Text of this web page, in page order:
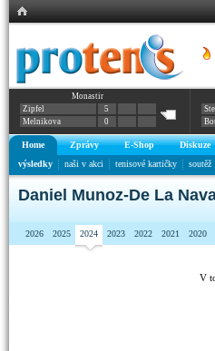
Monastir
Zipfel
5
Melnikova
0
Home Zprávy E-Shop Diskuze
výsledky
naši v akci tenisové kartičky soutěž
Daniel Munoz-De La
2026 2025 2024 2023 2022 2021 2020
V